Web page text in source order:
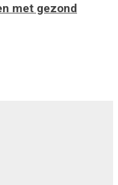
met gezond